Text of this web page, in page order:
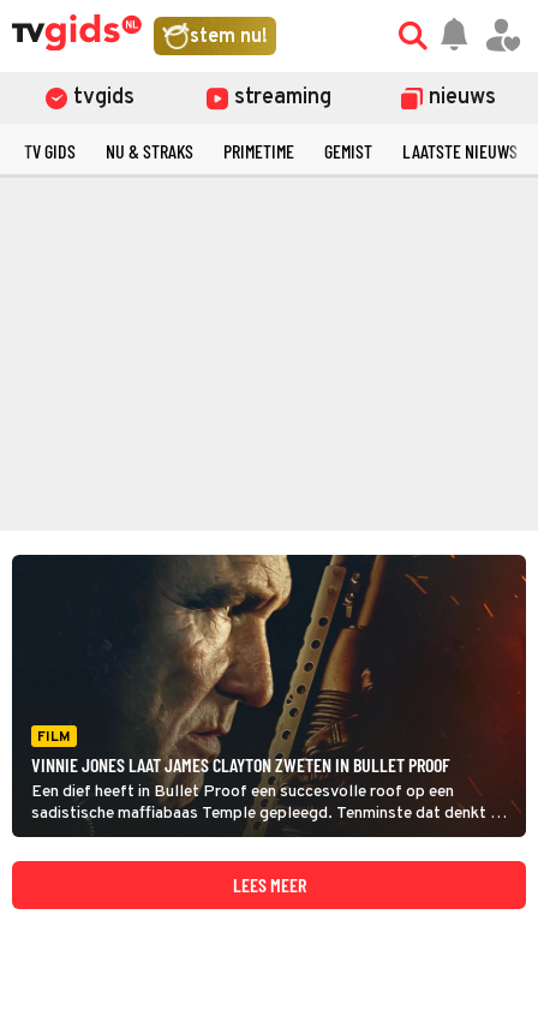
stem nu!
tvgids streaming nieuws
TV GIDS NU & STRAKS PRIMETIME GEMIST LAATSTE NIEUWS
FILM
VINNIE JONES LAAT JAMES CLAYTON ZWETEN IN BULLET PROOF
Een dief heeft in Bullet Proof een succesvolle roof op een
sadistische maffiabaas Temple gepleegd. Tenminste dat denkt hij
als hij nog niet weet wat er in zijn kofferbak verstopt zit.
LEES MEER